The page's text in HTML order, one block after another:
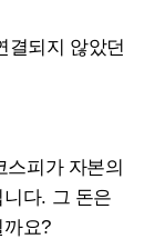
결되지 않았던
피가 자본의
다. 그 돈은
요?